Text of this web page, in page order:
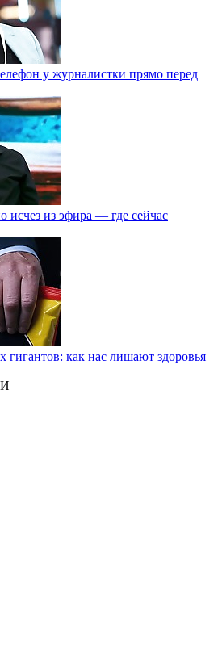
у журналистки прямо перед
из эфира — где сейчас
как нас лишают здоровья